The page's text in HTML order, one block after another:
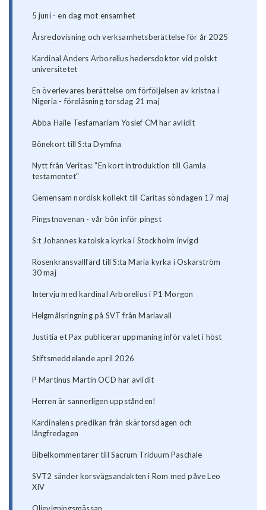
5 juni - en dag mot ensamhet
Årsredovisning och verksamhetsberättelse för år 2025
Kardinal Anders Arborelius hedersdoktor vid polskt
universitetet
En överlevares berättelse om förföljelsen av kristna i
Nigeria - föreläsning torsdag 21 maj
Abba Haile Tesfamariam Yosief CM har avlidit
Bönekort till S:ta Dymfna
Nytt från Veritas: "En kort introduktion till Gamla
testamentet"
Gemensam nordisk kollekt till Caritas söndagen 17 maj
Pingstnovenan - vår bön inför pingst
S:t Johannes katolska kyrka i Stockholm invigd
Rosenkransvallfärd till S:ta Maria kyrka i Oskarström
30 maj
Intervju med kardinal Arborelius i P1 Morgon
Helgmålsringning på SVT från Mariavall
Justitia et Pax publicerar uppmaning inför valet i höst
Stiftsmeddelande april 2026
P Martinus Martin OCD har avlidit
Herren är sannerligen uppstånden!
Kardinalens predikan från skärtorsdagen och
långfredagen
Bibelkommentarer till Sacrum Triduum Paschale
SVT2 sänder korsvägsandakten i Rom med påve Leo
XIV